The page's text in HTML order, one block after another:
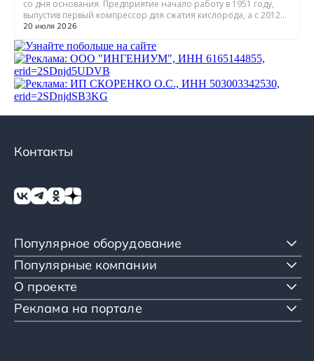
со дня основания. Предприятие начало работу в 1951 году,
выпустив первый компрессор для сжатия кислорода, а с 2012
года входит в состав...
20 июля 2026
Популярное оборудование
Популярные компании
О проекте
Реклама на портале
Контакты